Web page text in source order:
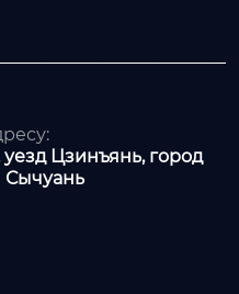
Цзинъянь, город